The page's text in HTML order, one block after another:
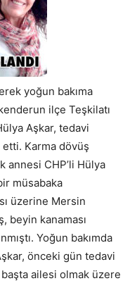
yoğun bakıma
ilçe Teşkilatı
Aşkar, tedavi
Karma dövüş
annesi CHP’li Hülya
müsabaka
üzerine Mersin
beyin kanaması
Yoğun bakımda
önceki gün tedavi
ailesi olmak üzere